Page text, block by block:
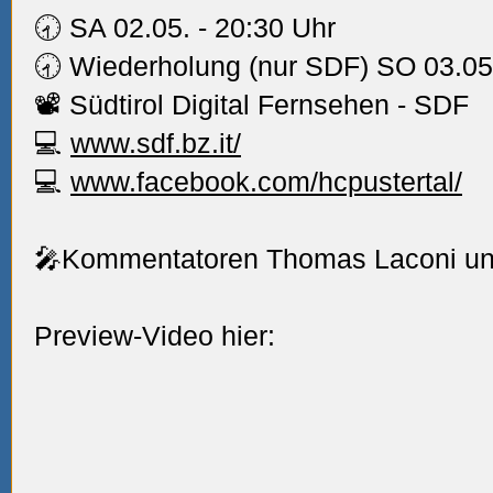
🕣 SA 02.05. - 20:30 Uhr
🕣 Wiederholung (nur SDF) SO
📽 Südtirol Digital Fernsehen - SDF
💻 www.sdf.bz.it/
💻 www.facebook.com/hcpustertal/
🎤Kommentatoren Thomas Laconi
Preview-Video hier: